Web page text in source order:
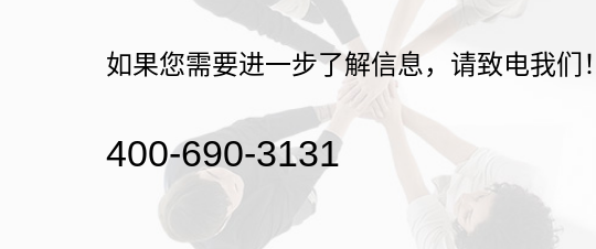
如果您需要进一步了解信息，请致电我们！
400-690-3131